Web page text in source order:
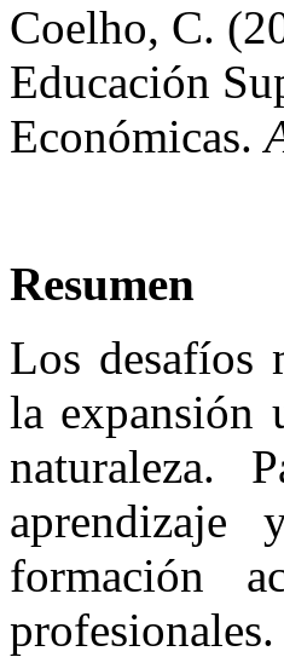
Coelho, C.
Educación
Económicas.
Resumen
Los desafíos
la expansión
naturaleza.
aprendizaje
formación